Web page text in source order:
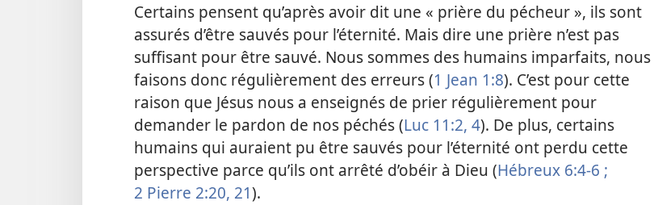
Certains pensent qu’après avoir dit une « prière du pécheur », ils sont
assurés d’être sauvés pour l’éternité. Mais dire une prière n’est pas
suffisant pour être sauvé. Nous sommes des humains imparfaits, nous
faisons donc régulièrement des erreurs (1 Jean 1:8). C’est pour cette
raison que Jésus nous a enseignés de prier régulièrement pour
demander le pardon de nos péchés (Luc 11:2, 4). De plus, certains
humains qui auraient pu être sauvés pour l’éternité ont perdu cette
perspective parce qu’ils ont arrêté d’obéir à Dieu (Hébreux 6:4-6 ;
2 Pierre 2:20, 21).